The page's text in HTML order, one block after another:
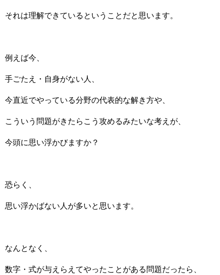
それは理解できているということだと思います。
例えば今、
手ごたえ・自身がない人、
今直近でやっている分野の代表的な解き方や、
こういう問題がきたらこう攻めるみたいな考えが、
今頭に思い浮かびますか？
恐らく、
思い浮かばない人が多いと思います。
なんとなく、
数字・式が与えらえてやったことがある問題だったら、